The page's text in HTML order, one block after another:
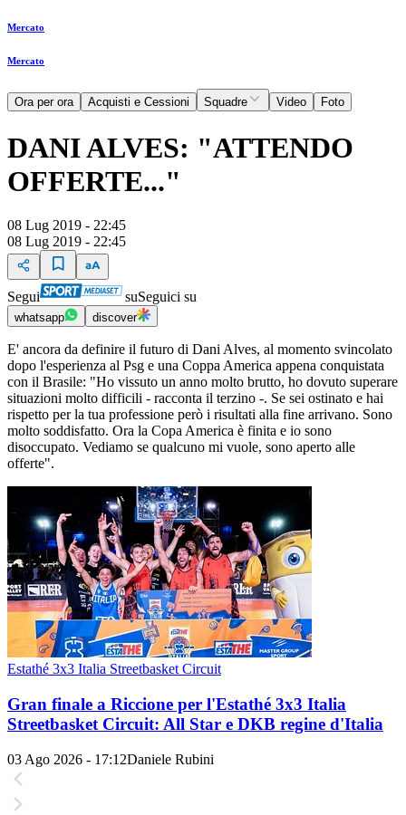
Mercato
Mercato
Ora per ora Acquisti e Cessioni Squadre Video Foto
DANI ALVES: "ATTENDO
OFFERTE..."
08 Lug 2019 - 22:45
08 Lug 2019 - 22:45
Segui suSeguici su
whatsapp discover
E' ancora da definire il futuro di Dani Alves, al momento svincolato
dopo l'esperienza al Psg e una Coppa America appena conquistata
con il Brasile: "Ho vissuto un anno molto brutto, ho dovuto superare
situazioni molto difficili - racconta il terzino -. Se sei ostinato e hai
rispetto per la tua professione però i risultati alla fine arrivano. Sono
molto soddisfatto. Ora la Copa America è finita e io sono
disoccupato. Vediamo se qualcuno mi vuole, sono aperto alle
offerte".
Estathé 3x3 Italia Streetbasket Circuit
Gran finale a Riccione per l'Estathé 3x3 Italia
Streetbasket Circuit: All Star e DKB regine d'Italia
03 Ago 2026 - 17:12Daniele Rubini